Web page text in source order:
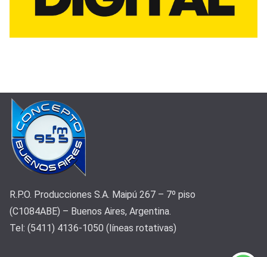
R.P.O. Producciones S.A. Maipú 267 – 7º piso
(C1084ABE) – Buenos Aires, Argentina.
Tel: (5411) 4136-1050 (líneas rotativas)